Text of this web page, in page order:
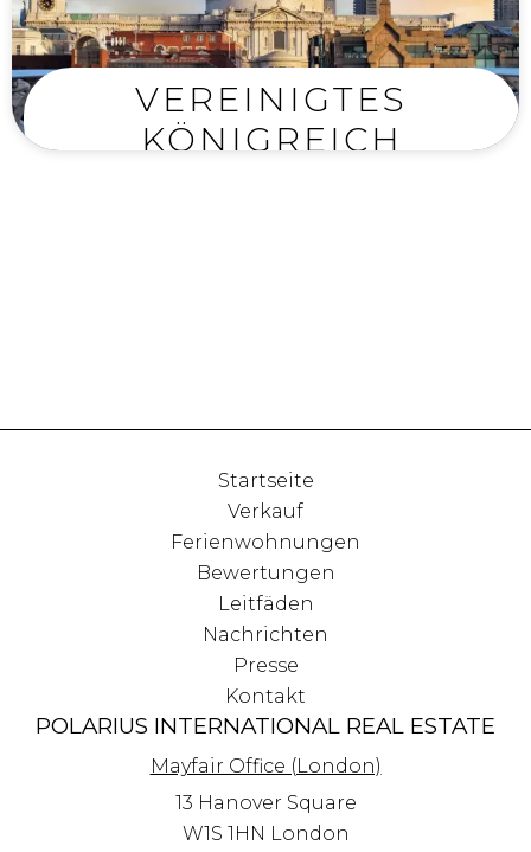
VEREINIGTES
KÖNIGREICH
Startseite
Verkauf
Ferienwohnungen
Bewertungen
Leitfäden
Nachrichten
Presse
Kontakt
POLARIUS INTERNATIONAL REAL ESTATE
Mayfair Office (London)
13 Hanover Square
W1S 1HN London